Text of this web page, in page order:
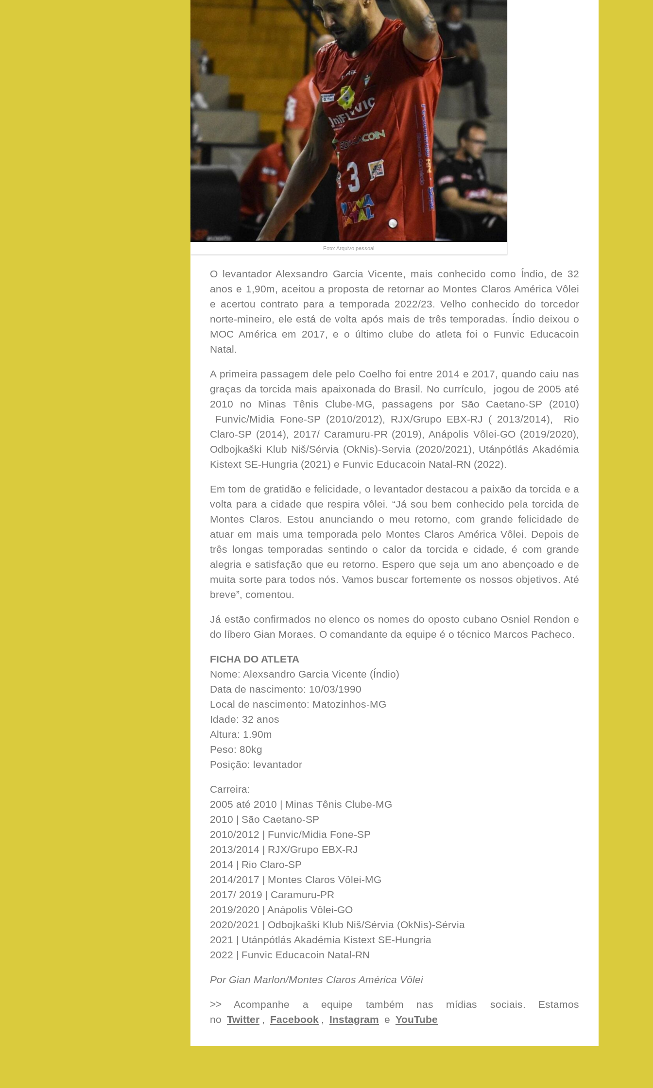
Foto: Arquivo pessoal
O levantador Alexsandro Garcia Vicente, mais conhecido como Índio, de 32
anos e 1,90m, aceitou a proposta de retornar ao Montes Claros América Vôlei
e acertou contrato para a temporada 2022/23. Velho conhecido do torcedor
norte-mineiro, ele está de volta após mais de três temporadas. Índio deixou o
MOC América em 2017, e o último clube do atleta foi o Funvic Educacoin
Natal.
A primeira passagem dele pelo Coelho foi entre 2014 e 2017, quando caiu nas
graças da torcida mais apaixonada do Brasil. No currículo, jogou de 2005 até
2010 no Minas Tênis Clube-MG, passagens por São Caetano-SP (2010)
Funvic/Midia Fone-SP (2010/2012), RJX/Grupo EBX-RJ ( 2013/2014), Rio
Claro-SP (2014), 2017/ Caramuru-PR (2019), Anápolis Vôlei-GO (2019/2020),
Odbojkaški Klub Niš/Sérvia (OkNis)-Servia (2020/2021), Utánpótlás Akadémia
Kistext SE-Hungria (2021) e Funvic Educacoin Natal-RN (2022).
Em tom de gratidão e felicidade, o levantador destacou a paixão da torcida e a
volta para a cidade que respira vôlei. “Já sou bem conhecido pela torcida de
Montes Claros. Estou anunciando o meu retorno, com grande felicidade de
atuar em mais uma temporada pelo Montes Claros América Vôlei. Depois de
três longas temporadas sentindo o calor da torcida e cidade, é com grande
alegria e satisfação que eu retorno. Espero que seja um ano abençoado e de
muita sorte para todos nós. Vamos buscar fortemente os nossos objetivos. Até
breve”, comentou.
Já estão confirmados no elenco os nomes do oposto cubano Osniel Rendon e
do líbero Gian Moraes. O comandante da equipe é o técnico Marcos Pacheco.
FICHA DO ATLETA
Nome: Alexsandro Garcia Vicente (Índio)
Data de nascimento: 10/03/1990
Local de nascimento: Matozinhos-MG
Idade: 32 anos
Altura: 1.90m
Peso: 80kg
Posição: levantador
Carreira:
2005 até 2010 | Minas Tênis Clube-MG
2010 | São Caetano-SP
2010/2012 | Funvic/Midia Fone-SP
2013/2014 | RJX/Grupo EBX-RJ
2014 | Rio Claro-SP
2014/2017 | Montes Claros Vôlei-MG
2017/ 2019 | Caramuru-PR
2019/2020 | Anápolis Vôlei-GO
2020/2021 | Odbojkaški Klub Niš/Sérvia (OkNis)-Sérvia
2021 | Utánpótlás Akadémia Kistext SE-Hungria
2022 | Funvic Educacoin Natal-RN
Por Gian Marlon/Montes Claros América Vôlei
>> Acompanhe a equipe também nas mídias sociais. Estamos
no Twitter , Facebook , Instagram e YouTube